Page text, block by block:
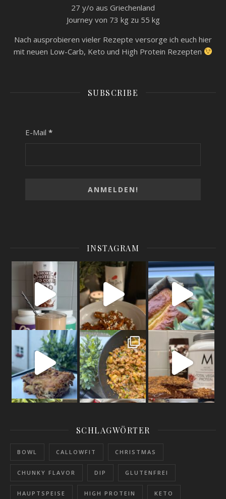
27 y/o aus Griechenland
Journey von 73 kg zu 55 kg
Nach ausprobieren vieler Rezepte versorge ich euch hier
mit neuen Low-Carb, Keto und High Protein Rezepten
SUBSCRIBE
E-Mail *
INSTAGRAM
High Protein Frappuccino Low calorie pumpkin mit feta cheese in the oven Sugar free / high protein / low calorie lemon l
Gnocchi Spring Bowl
YOU NEED: 1 sm
109 calorie mousse au chocolat
30 calorie #lotusbisoffspread Sugar free protein donuts It’s not poss
SCHLAGWÖRTER
BOWL CALLOWFIT CHRISTMAS
CHUNKY FLAVOR DIP GLUTENFREI
HAUPTSPEISE HIGH PROTEIN KETO